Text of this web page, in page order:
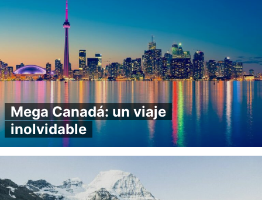
Mega Canadá: un viaje
inolvidable